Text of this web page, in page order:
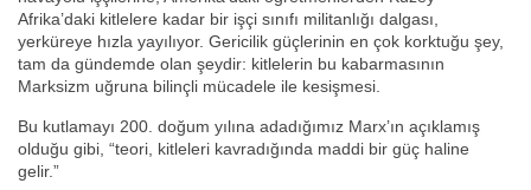
Afrika’daki kitlelere kadar bir işçi sınıfı militanlığı dalgası,
yerküreye hızla yayılıyor. Gericilik güçlerinin en çok korktuğu şey,
tam da gündemde olan şeydir: kitlelerin bu kabarmasının
Marksizm uğruna bilinçli mücadele ile kesişmesi.
Bu kutlamayı 200. doğum yılına adadığımız Marx’ın açıklamış
olduğu gibi, “teori, kitleleri kavradığında maddi bir güç haline
gelir.”